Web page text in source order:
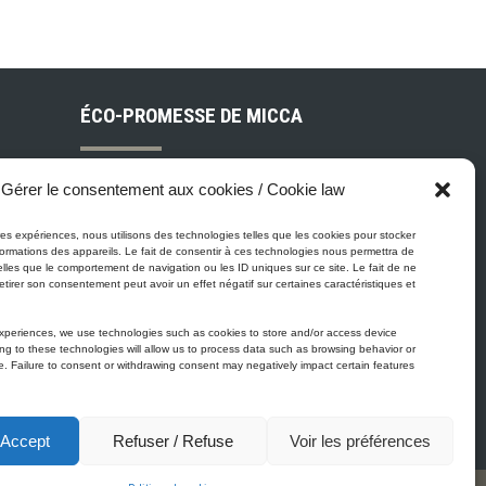
Gérer le consentement aux cookies / Cookie law
expériences, nous utilisons des technologies telles que les cookies pour stocker
des appareils. Le fait de consentir à ces technologies nous permettra de
que le comportement de navigation ou les ID uniques sur ce site. Le fait de ne
son consentement peut avoir un effet négatif sur certaines caractéristiques et
we use technologies such as cookies to store and/or access device
to these technologies will allow us to process data such as browsing behavior or
Failure to consent or withdrawing consent may negatively impact certain features
Refuser / Refuse Voir les préférences
ÉCO-PROMESSE DE MICCA
Peinture Micca se conforme, voire
relatives à la protection de
l'environnement. En plus de notre
gamme de peinture Zéro-COV, tous nos
sont à faible teneur en COV.